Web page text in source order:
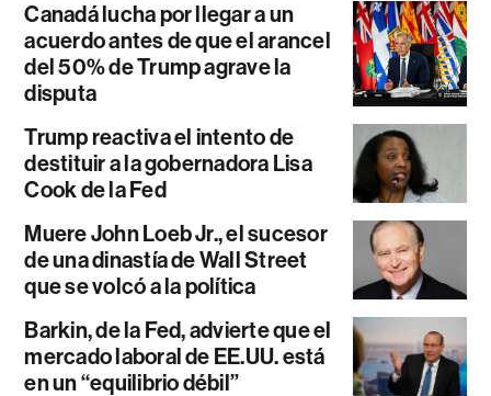
Canadá lucha por llegar a un
acuerdo antes de que el arancel
del 50% de Trump agrave la
disputa
Trump reactiva el intento de
destituir a la gobernadora Lisa
Cook de la Fed
Muere John Loeb Jr., el sucesor
de una dinastía de Wall Street
que se volcó a la política
Barkin, de la Fed, advierte que el
mercado laboral de EE.UU. está
en un “equilibrio débil”